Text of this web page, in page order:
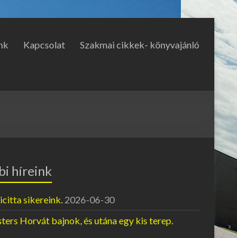
Kapcsolat Szakmai cikkek- könyvajánló
híreink
sikereink. 2026-06-30
Horvát bajnok, és utána egy kis terep.